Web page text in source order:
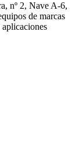
nº 2, Nave A-6,
de marcas